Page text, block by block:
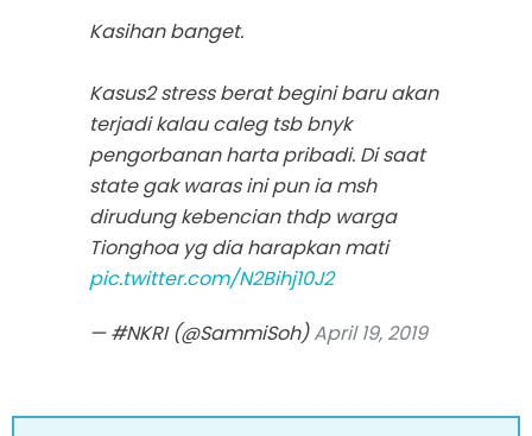
Kasihan banget.
Kasus2 stress berat begini baru akan
terjadi kalau caleg tsb bnyk
pengorbanan harta pribadi. Di saat
state gak waras ini pun ia msh
dirudung kebencian thdp warga
Tionghoa yg dia harapkan mati
pic.twitter.com/N2Bihj10J2
— #NKRI (@SammiSoh)April 19, 2019